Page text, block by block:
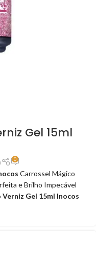
Gel 15ml
0
Carrossel Mágico
e Brilho Impecável
Verniz Gel 15ml Inocos